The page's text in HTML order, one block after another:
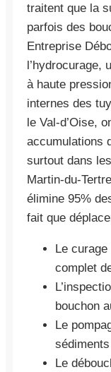
traitent que la
parfois des
Entreprise
l’hydrocurage,
à haute
internes des
le Val-d’Oise,
accumulations
surtout dans
Martin-du-
élimine 95%
fait que
Le
complet
bouchon
Le
Le